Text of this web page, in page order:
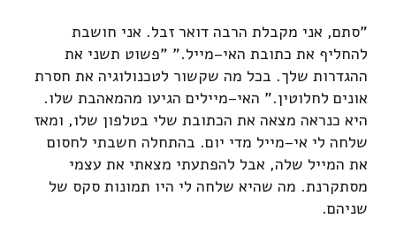
"סתם, אני מקבלת הרבה דואר זבל. אני חושבת
להחליף את כתובת האי–מייל." "פשוט תשני את
ההגדרות שלך. בכל מה שקשור לטכנולוגיה את חסרת
אונים לחלוטין." האי–מיילים הגיעו מהמאהבת שלו.
היא כנראה מצאה את הכתובת שלי בטלפון שלו, ומאז
שלחה לי אי–מייל מדי יום. בהתחלה חשבתי לחסום
את המייל שלה, אבל להפתעתי מצאתי את עצמי
מסתקרנת. מה שהיא שלחה לי היו תמונות סקס של
שניהם.